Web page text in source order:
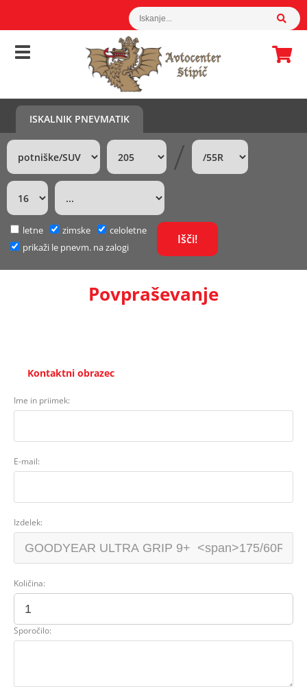
ISKALNIK PNEVMATIK
/
letne zimske
celoletne
prikaži le pnevm. na zalogi
Povpraševanje
Kontaktni obrazec
Ime in priimek:
E-mail:
Izdelek:
Količina:
Sporočilo: